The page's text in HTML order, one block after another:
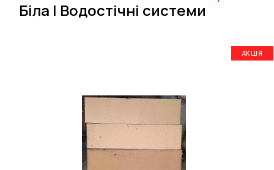
Біла | Водостічні системи
АКЦІЯ